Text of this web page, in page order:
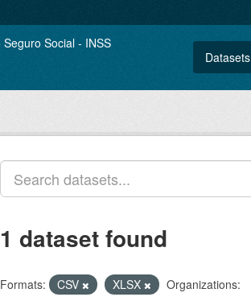
Datasets
1 dataset found
Formats: CSV XLSX
Organizations: